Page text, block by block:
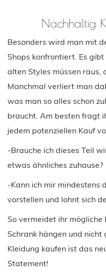
Nachhaltig
Besonders wird man mit
Shops konfrontiert. Es
alten Styles müssen raus,
Manchmal verliert man
was man so alles schon
braucht. Am besten fragt
jedem potenziellen Kauf
-Brauche ich dieses Teil
etwas ähnliches zuhause?
-Kann ich mir mindestens
vorstellen und lohnt sich
So vermeidet ihr mögliche
Schrank hängen und
Kleidung kaufen ist das
Statement!